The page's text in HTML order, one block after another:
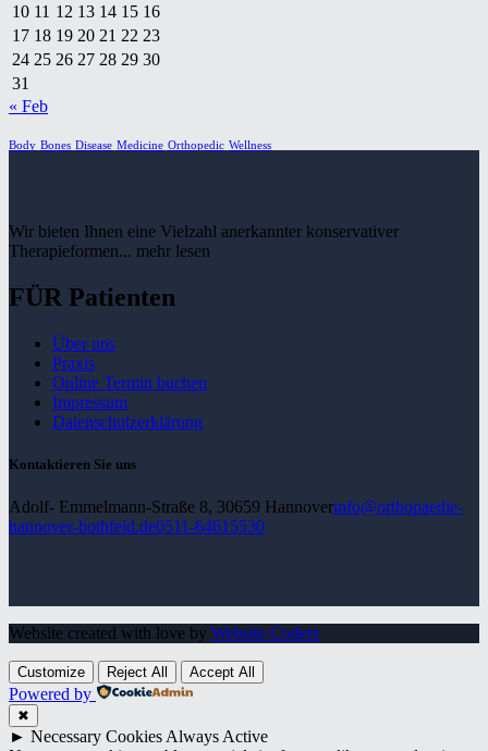
10 11 12 13 14 15 16
17 18 19 20 21 22 23
24 25 26 27 28 29 30
31
« Feb
Body Bones Disease Medicine Orthopedic Wellness
Wir bieten Ihnen eine Vielzahl anerkannter konservativer
Therapieformen... mehr lesen
FÜR Patienten
Über uns
Praxis
Online Termin buchen
Impressum
Datenschutz­erklärung
Kontaktieren Sie uns
Adolf- Emmelmann-Straße 8, 30659 Hannoverinfo@orthopaedie-
hannover-bothfeld.de0511-64615530
Website created with love by Website Coders
Customize Reject All Accept All
Powered by
✖
► Necessary Cookies Always Active